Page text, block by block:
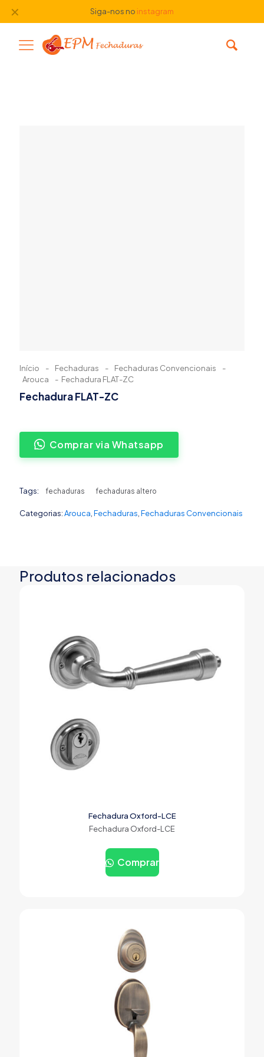
Siga-nos no instagram
✕
Início - Fechaduras - Fechaduras Convencionais
-
Arouca
- Fechadura FLAT-ZC
Fechadura FLAT-ZC
Comprar via Whatsapp
Tags: fechaduras fechaduras altero
Categorias:Arouca Fechaduras Fechaduras Convencionais
Produtos relacionados
Fechadura Oxford-LCE
Fechadura Oxford-LCE
Comprar